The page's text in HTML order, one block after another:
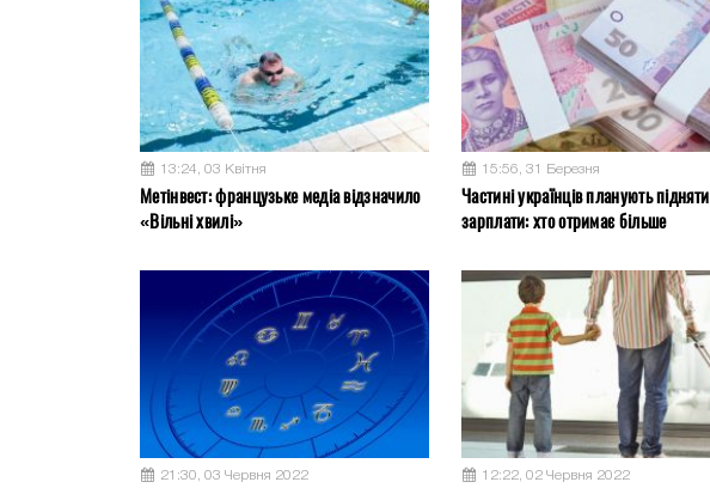
13:24, 03 Квітня
Метінвест: французьке медіа відзначило
«Вільні хвилі»
15:56, 31 Березня
Частині українців планують підняти
зарплати: хто отримає більше
21:30, 03 Червня 2022 12:22, 02 Червня 2022